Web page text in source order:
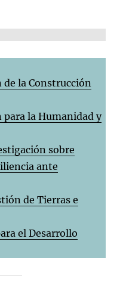
la Construcción
la Humanidad y
sobre
ante
de Tierras e
el Desarrollo